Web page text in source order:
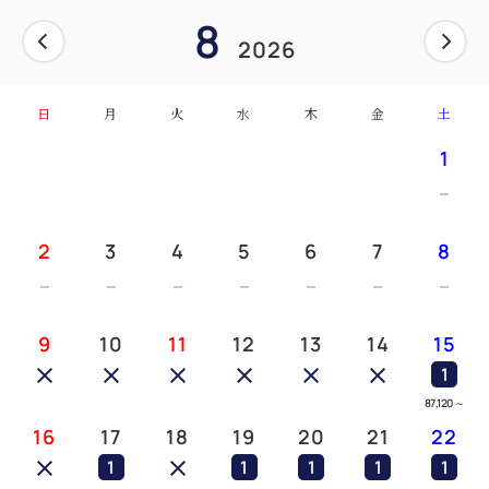
8 2026
日 月 火 水 木 金 土
1
2 3 4 5 6 7 8
9 10 11 12 13 14 15
1
87,120 ～
16 17
1
18 19
1
20
1
21
1
22
1